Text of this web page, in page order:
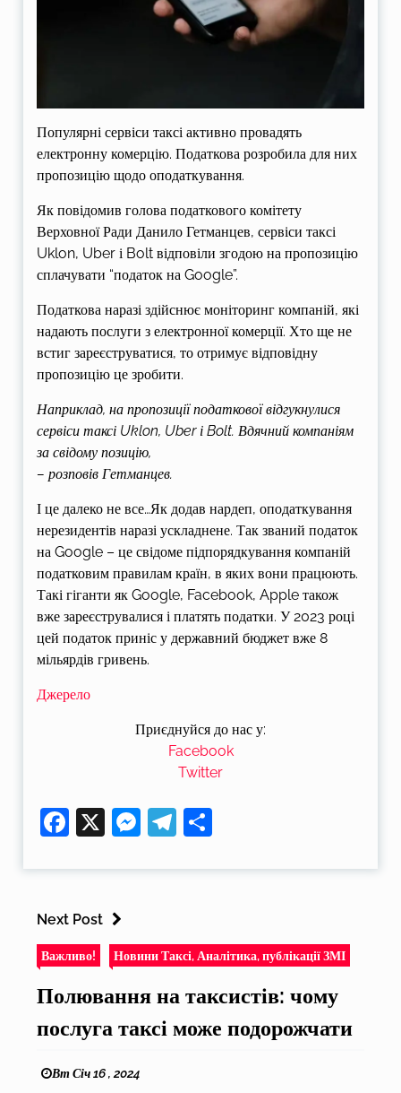
Популярні сервіси таксі активно провадять
електронну комерцію. Податкова розробила для них
пропозицію щодо оподаткування.
Як повідомив голова податкового комітету
Верховної Ради Данило Гетманцев, сервіси таксі
Uklon, Uber і Bolt відповіли згодою на пропозицію
сплачувати “податок на Google”.
Податкова наразі здійснює моніторинг компаній, які
надають послуги з електронної комерції. Хто ще не
встиг зареєструватися, то отримує відповідну
пропозицію це зробити.
Наприклад, на пропозиції податкової відгукнулися
сервіси таксі Uklon, Uber і Bolt. Вдячний компаніям
за свідому позицію,
– розповів Гетманцев.
І це далеко не все…Як додав нардеп, оподаткування
нерезидентів наразі ускладнене. Так званий податок
на Google – це свідоме підпорядкування компаній
податковим правилам країн, в яких вони працюють.
Такі гіганти як Google, Facebook, Apple також
вже зареєструвалися і платять податки. У 2023 році
цей податок приніс у державний бюджет вже 8
мільярдів гривень.
Джерело
Facebook
X Messenger
Telegram
Приєднуйся до нас у:
Facebook
Twitter
Next Post
Важливо! Новини Таксі, Аналітика, публікації ЗМІ
Полювання на таксистів: чому
послуга таксі може подорожчати
Вт Січ 16 , 2024